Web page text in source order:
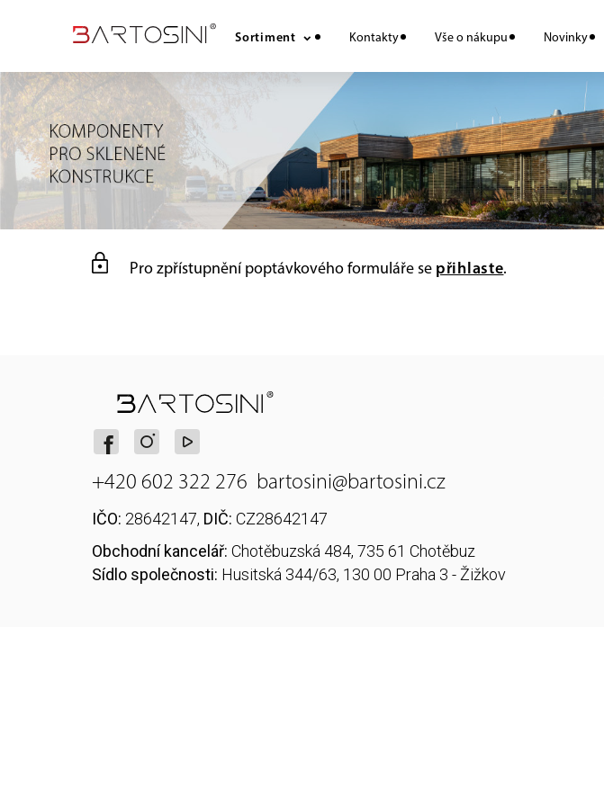
Sortiment Kontakty Vše o nákupu Novinky
Pro zpřístupnění poptávkového formuláře se přihlaste.
+420 602 322 276 bartosini@bartosini.cz
IČO: 28642147, DIČ: CZ28642147
Obchodní kancelář: Chotěbuzská 484, 735 61 Chotěbuz
Sídlo společnosti: Husitská 344/63, 130 00 Praha 3 - Žižkov